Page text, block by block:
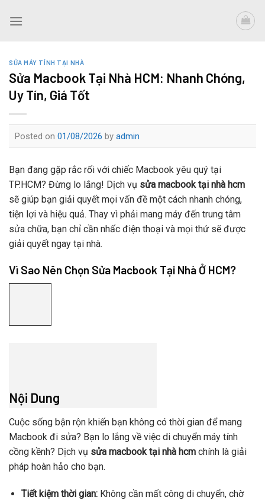
SỬA MÁY TÍNH TẠI NHÀ
Sửa Macbook Tại Nhà HCM: Nhanh Chóng,
Uy Tín, Giá Tốt
Posted on 01/08/2026 by admin
Bạn đang gặp rắc rối với chiếc Macbook yêu quý tại
TP.HCM? Đừng lo lắng! Dịch vụ sửa macbook tại nhà hcm
sẽ giúp bạn giải quyết mọi vấn đề một cách nhanh chóng,
tiện lợi và hiệu quả. Thay vì phải mang máy đến trung tâm
sửa chữa, bạn chỉ cần nhấc điện thoại và mọi thứ sẽ được
giải quyết ngay tại nhà.
Vì Sao Nên Chọn Sửa Macbook Tại Nhà Ở HCM?
Nội Dung
Cuộc sống bận rộn khiến bạn không có thời gian để mang
Macbook đi sửa? Bạn lo lắng về việc di chuyển máy tính
cồng kềnh? Dịch vụ sửa macbook tại nhà hcm chính là giải
pháp hoàn hảo cho bạn.
Tiết kiệm thời gian:Không cần mất công di chuyển, chờ